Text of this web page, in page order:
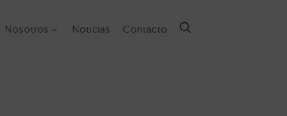
Nosotros Noticias Contacto